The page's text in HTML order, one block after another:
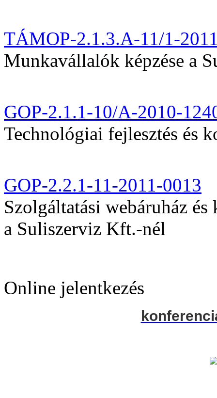
TÁMOP-2.1.3.A-11/1-
Munkavállalók képzése a
GOP-2.1.1-10/A-2010-
Technológiai fejlesztés és
GOP-2.2.1-11-2011-0013
Szolgáltatási webáruház
a Suliszerviz Kft.-nél
Online jelentkezés